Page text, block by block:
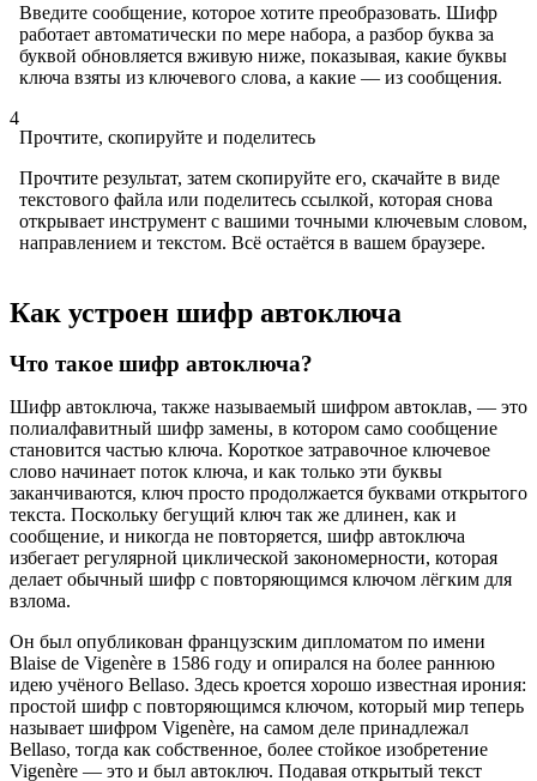
Введите сообщение, которое хотите преобразовать. Шифр
работает автоматически по мере набора, а разбор буква за
буквой обновляется вживую ниже, показывая, какие буквы
ключа взяты из ключевого слова, а какие — из сообщения.
4
Прочтите, скопируйте и поделитесь
Прочтите результат, затем скопируйте его, скачайте в виде
текстового файла или поделитесь ссылкой, которая снова
открывает инструмент с вашими точными ключевым словом,
направлением и текстом. Всё остаётся в вашем браузере.
Как устроен шифр автоключа
Что такое шифр автоключа?
Шифр автоключа, также называемый шифром автоклав, — это
полиалфавитный шифр замены, в котором само сообщение
становится частью ключа. Короткое затравочное ключевое
слово начинает поток ключа, и как только эти буквы
заканчиваются, ключ просто продолжается буквами открытого
текста. Поскольку бегущий ключ так же длинен, как и
сообщение, и никогда не повторяется, шифр автоключа
избегает регулярной циклической закономерности, которая
делает обычный шифр с повторяющимся ключом лёгким для
взлома.
Он был опубликован французским дипломатом по имени
Blaise de Vigenère в 1586 году и опирался на более раннюю
идею учёного Bellaso. Здесь кроется хорошо известная ирония:
простой шифр с повторяющимся ключом, который мир теперь
называет шифром Vigenère, на самом деле принадлежал
Bellaso, тогда как собственное, более стойкое изобретение
Vigenère — это и был автоключ. Подавая открытый текст